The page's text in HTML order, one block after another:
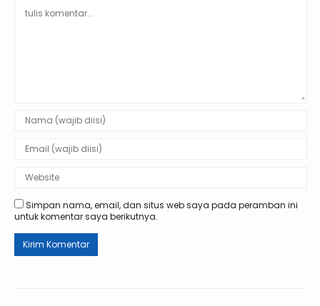
Simpan nama, email, dan situs web saya pada peramban ini
untuk komentar saya berikutnya.